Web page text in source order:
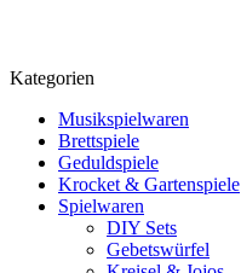
Kategorien
Musikspielwaren
Brettspiele
Geduldspiele
Krocket & Gartenspiele
Spielwaren
DIY Sets
Gebetswürfel